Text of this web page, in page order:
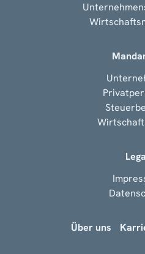
Über uns